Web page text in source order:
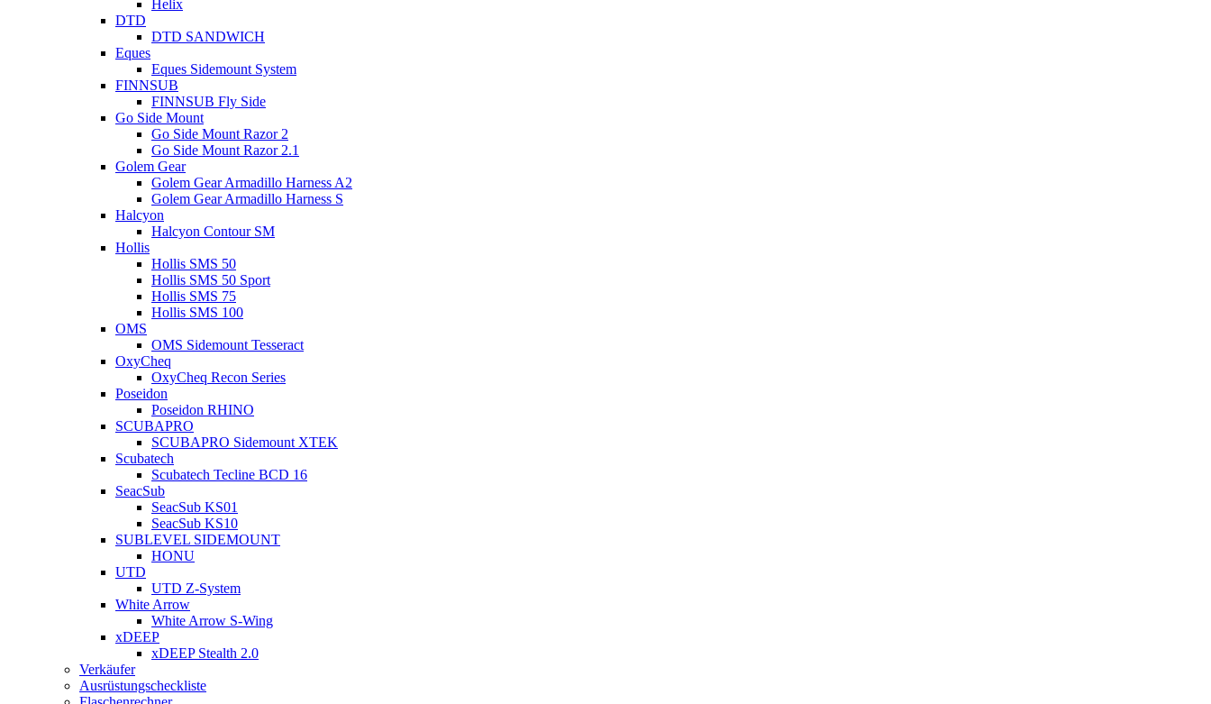
Helix
DTD
DTD SANDWICH
Eques
Eques Sidemount System
FINNSUB
FINNSUB Fly Side
Go Side Mount
Go Side Mount Razor 2
Go Side Mount Razor 2.1
Golem Gear
Golem Gear Armadillo Harness A2
Golem Gear Armadillo Harness S
Halcyon
Halcyon Contour SM
Hollis
Hollis SMS 50
Hollis SMS 50 Sport
Hollis SMS 75
Hollis SMS 100
OMS
OMS Sidemount Tesseract
OxyCheq
OxyCheq Recon Series
Poseidon
Poseidon RHINO
SCUBAPRO
SCUBAPRO Sidemount XTEK
Scubatech
Scubatech Tecline BCD 16
SeacSub
SeacSub KS01
SeacSub KS10
SUBLEVEL SIDEMOUNT
HONU
UTD
UTD Z-System
White Arrow
White Arrow S-Wing
xDEEP
xDEEP Stealth 2.0
Verkäufer
Ausrüstungscheckliste